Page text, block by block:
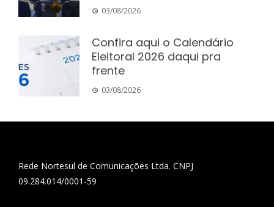
03/08/2026
Confira aqui o Calendário
Eleitoral 2026 daqui pra
frente
03/08/2026
Rede Nortesul de Comunicações Ltda. CNPJ
09.284.014/0001-59